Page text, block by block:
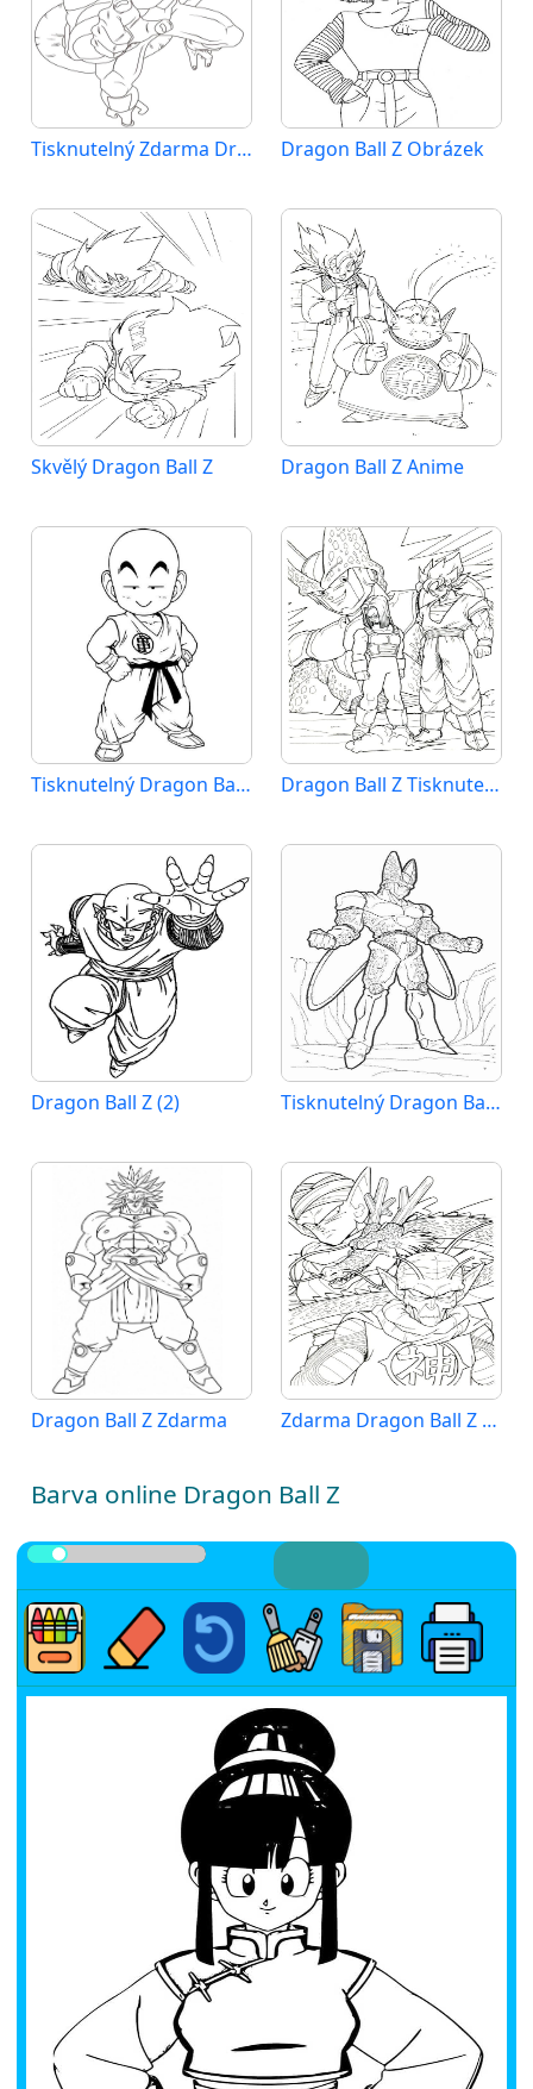
Tisknutelný Zdarma Dragon Ball Z Dragon Ball Z Obrázek
Skvělý Dragon Ball Z Dragon Ball Z Anime
Tisknutelný Dragon Ball Z Obrázek pro Děti Dragon Ball Z Tisknutelný
Dragon Ball Z (2) Tisknutelný Dragon Ball Z
Dragon Ball Z Zdarma Zdarma Dragon Ball Z Vymalovatelné
Barva online Dragon Ball Z